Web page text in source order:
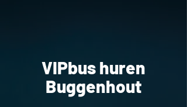
VIPbus huren
Buggenhout